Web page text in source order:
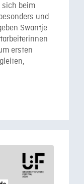
sich beim
und
Swantje
ersten